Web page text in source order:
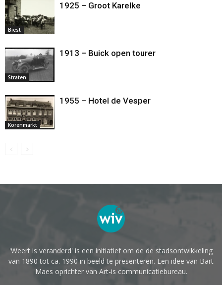
Biest
1925 – Groot Karelke
Straten
1913 – Buick open tourer
Korenmarkt
1955 – Hotel de Vesper
'Weert is veranderd' is een initiatief om de de stadsontwikkeling
van 1890 tot ca. 1990 in beeld te presenteren. Een idee van Bart
Maes oprichter van Art-is communicatiebureau.